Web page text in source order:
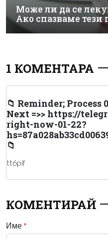
Може ли да се
Ако спазваме тези
1 КОМЕНТАРА
📁 Reminder; Process
Next =>> https://
right-now-01-22?
📁
tt6pif
КОМЕНТИРАЙ
Име *